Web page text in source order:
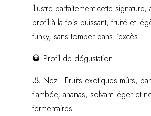
illustre parfaitement cette signature,
profil à la fois puissant, fruité et
funky, sans tomber dans l’excès.
🥃 Profil de dégustation
👃 Nez : Fruits exotiques mûrs,
flambée, ananas, solvant léger et
fermentaires.